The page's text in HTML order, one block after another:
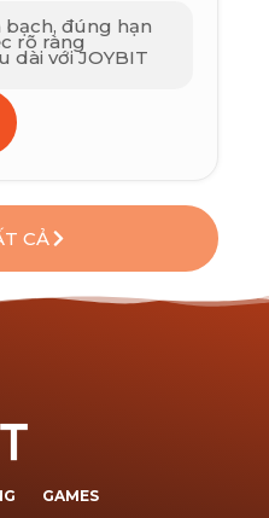
đúng hạn
rõ ràng
dài với JOYBIT
CẢ
GAMES